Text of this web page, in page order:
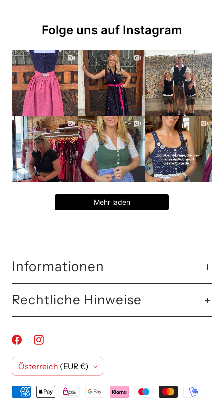
Folge uns auf Instagram
Mehr laden
Informationen
Rechtliche Hinweise
L
a
n
Österreich (EUR €)